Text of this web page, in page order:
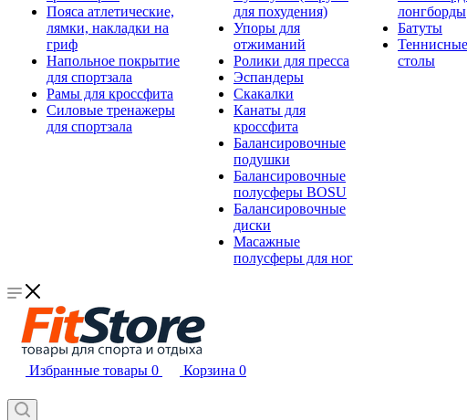
Пояса атлетические,
лямки, накладки на
гриф
Напольное покрытие
для спортзала
Рамы для кроссфита
Силовые тренажеры
для спортзала
для похудения)
Упоры для
отжиманий
Ролики для пресса
Эспандеры
Скакалки
Канаты для
кроссфита
Балансировочные
подушки
Балансировочные
полусферы BOSU
Балансировочные
диски
Масажные
полусферы для ног
лонгборды
Батуты
Теннисные
столы
Избранные товары 0 Корзина 0